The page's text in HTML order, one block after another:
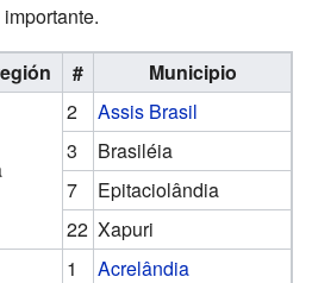
# Municipio
2
Assis Brasil
3
Brasiléia
7
Epitaciolândia
22 Xapuri
1
Acrelândia